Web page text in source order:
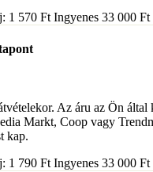
1 570 Ft Ingyenes 33 000 Ft
Az áru az Ön által
Markt, Coop vagy
kap.
1 790 Ft Ingyenes 33 000 Ft